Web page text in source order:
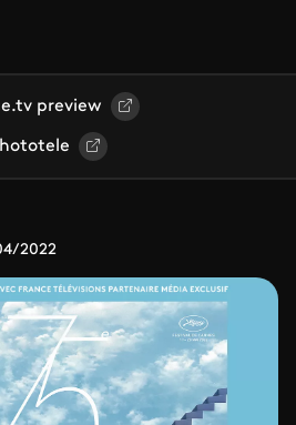
preview
2022